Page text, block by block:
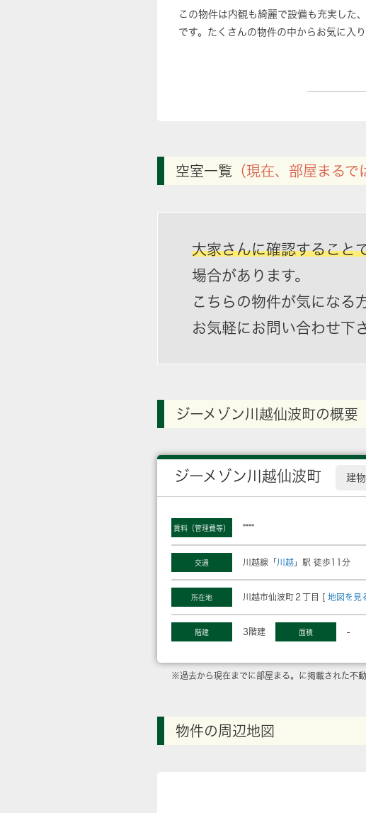
この物件は内観も綺麗で設備も充実した
です。たくさんの物件の中からお気に入
空室一覧 （現在、部屋まるで
大家さんに確認すること
場合があります。
こちらの物件が気になる
お気軽にお問い合わせ下
ジーメゾン川越仙波町の概要
ジーメゾン川越仙波町 建
賃料（管理費等） ****
交通 川越線「 川越 」駅 徒歩11分
所在地 川越市仙波町２丁目 [ 地図を見
階建 3階建 面積 -
※過去から現在までに部屋まる。に掲載された不
物件の周辺地図